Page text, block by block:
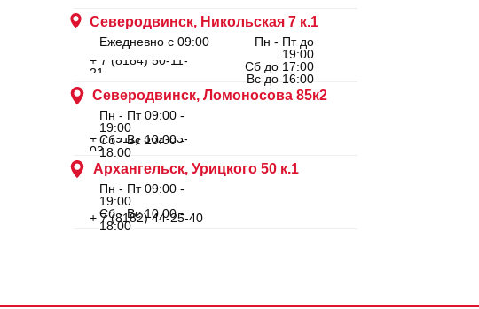
Архангельск, Урицкого 50 к.1
Северодвинск, Ломоносова 85к2
Северодвинск, Никольская 7 к.1
Ежедневно с 09:00
Пн - Пт до
19:00
Сб до 17:00
Вс до 16:00
Пн - Пт 09:00 -
19:00
Сб - Вс 10:00 -
18:00
Пн - Пт 09:00 -
19:00
Сб - Вс 10:00 -
18:00
+ 7 (8184) 50-11-
21
+ 7 (911) 562-83-
03
+ 7 (8182) 44-25-40